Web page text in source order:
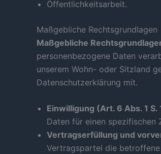
Öffentlichkeitsarbeit.
Maßgebliche Rechtsgrundlagen
Maßgebliche
personenbezogene Daten
unserem Wohn- oder Sitzland
Datenschutzerklärung mit.
Einwilligung (Art. 6 Abs. 1 S.
Daten für einen spezifischen
Vertragserfüllung und
Vertragspartei die